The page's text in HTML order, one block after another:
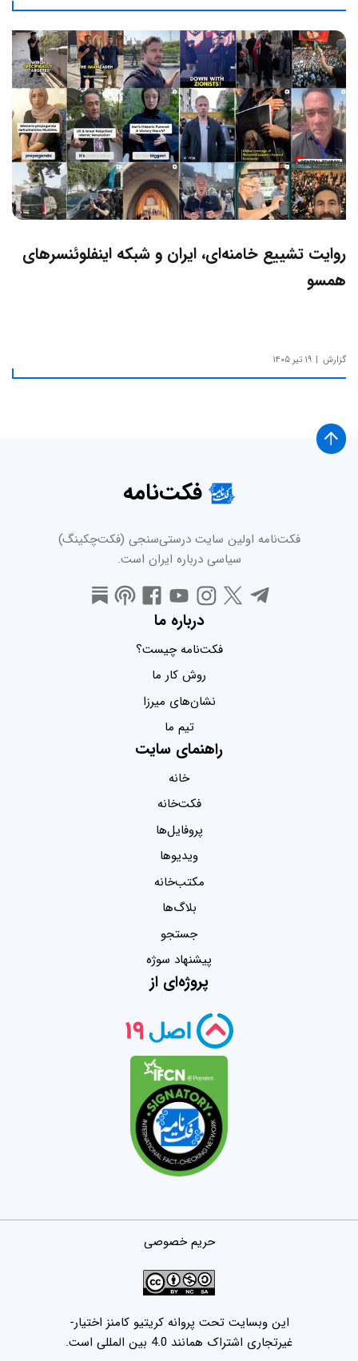
روایت تشییع خامنه‌ای، ایران و شبکه اینفلوئنسرهای
همسو
گزارش ۱۹ تیر ۱۴۰۵
فکت‌نامه
فکت‌نامه اولین سایت درستی‌سنجی (فکت‌چکینگ)
سیاسی درباره ایران است.
درباره ما
فکت‌نامه چیست؟
روش کار ما
نشان‌های میرزا
تیم ما
راهنمای سایت
خانه
فکت‌خانه
پروفایل‌ها
ویدیو‌ها
مکتب‌خانه
بلاگ‌ها
جستجو
پیشنهاد سوژه
پروژه‌ای از
حریم خصوصی
این وبسایت تحت پروانه کریتیو کامنز اختیار-
غیرتجاری اشتراک همانند 4.0 بین المللی است.